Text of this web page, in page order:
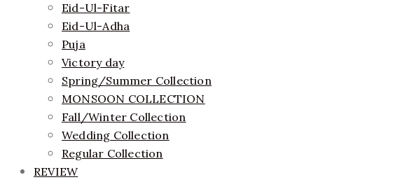
Eid-Ul-Fitar
Eid-Ul-Adha
Puja
Victory day
Spring/Summer Collection
MONSOON COLLECTION
Fall/Winter Collection
Wedding Collection
Regular Collection
REVIEW